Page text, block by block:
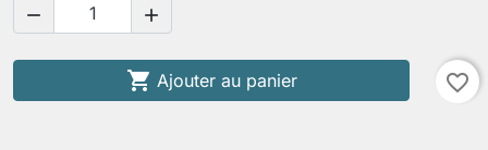
 
 Ajouter au panier favorite_border